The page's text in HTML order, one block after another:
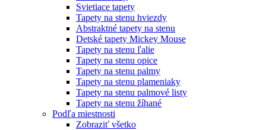
Svietiace tapety
Tapety na stenu hviezdy
Abstraktné tapety na stenu
Detské tapety Mickey Mouse
Tapety na stenu ľalie
Tapety na stenu opice
Tapety na stenu palmy
Tapety na stenu plameniaky
Tapety na stenu palmové listy
Tapety na stenu žíhané
Podľa miestnosti
Zobraziť všetko